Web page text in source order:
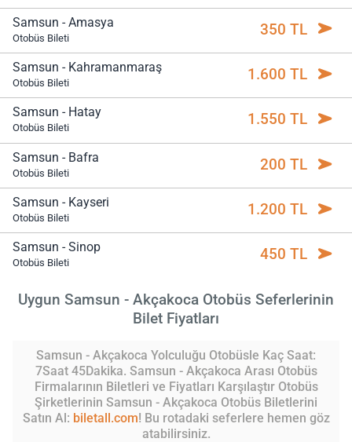
Samsun - Amasya
Otobüs Bileti 350 TL
Samsun - Kahramanmaraş
Otobüs Bileti 1.600 TL
Samsun - Hatay
Otobüs Bileti 1.550 TL
Samsun - Bafra
Otobüs Bileti 200 TL
Samsun - Kayseri
Otobüs Bileti 1.200 TL
Samsun - Sinop
Otobüs Bileti 450 TL
Uygun Samsun - Akçakoca Otobüs Seferlerinin
Bilet Fiyatları
Samsun - Akçakoca Yolculuğu Otobüsle Kaç Saat:
7Saat 45Dakika. Samsun - Akçakoca Arası Otobüs
Firmalarının Biletleri ve Fiyatları Karşılaştır Otobüs
Şirketlerinin Samsun - Akçakoca Otobüs Biletlerini
Satın Al: biletall.com! Bu rotadaki seferlere hemen göz
atabilirsiniz.